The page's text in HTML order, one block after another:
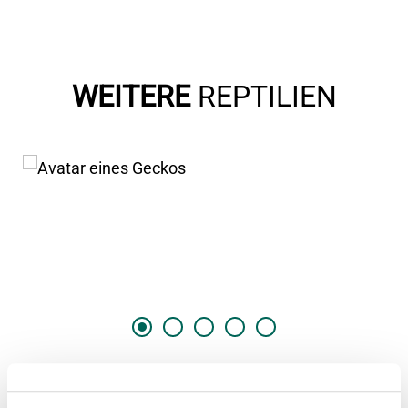
WEITERE REPTILIEN